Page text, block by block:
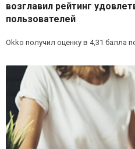
возглавил рейтинг
пользователей
Okko получил оценку в 4,31 балла